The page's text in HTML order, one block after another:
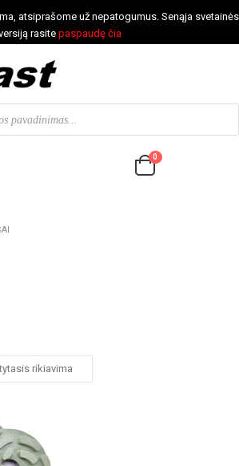
atsiprašome už nepatogumus. Senąja svetainės
rasitepaspaudę čia
0